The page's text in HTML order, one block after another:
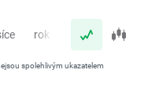
rok
spolehlivým ukazatelem